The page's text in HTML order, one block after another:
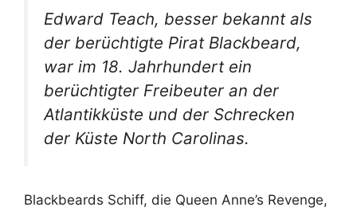
Edward Teach, besser bekannt als
der berüchtigte Pirat Blackbeard,
war im 18. Jahrhundert ein
berüchtigter Freibeuter an der
Atlantikküste und der Schrecken
der Küste North Carolinas.
Blackbeards Schiff, die Queen Anne’s Revenge,